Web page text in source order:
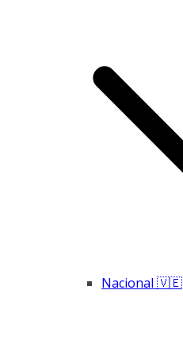
Nacional 🇻🇪